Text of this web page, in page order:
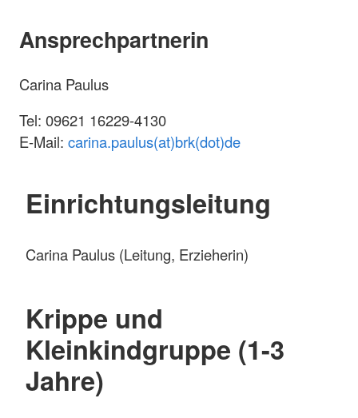
Ansprechpartnerin
Carina Paulus
Tel: 09621 16229-4130
E-Mail: carina.paulus(at)brk(dot)de
Einrichtungsleitung
Carina Paulus (Leitung, Erzieherin)
Krippe und
Kleinkindgruppe (1-3
Jahre)